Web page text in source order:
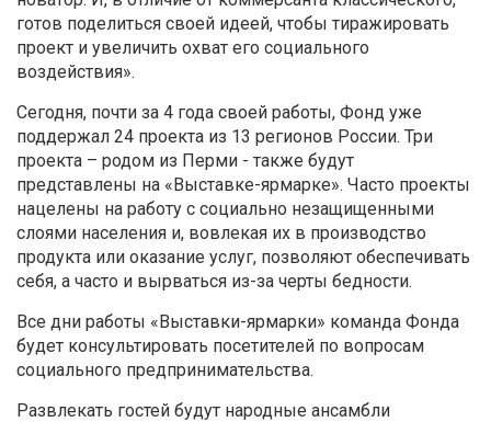
готов поделиться своей идеей, чтобы тиражировать
проект и увеличить охват его социального
воздействия».
Сегодня, почти за 4 года своей работы, Фонд уже
поддержал 24 проекта из 13 регионов России. Три
проекта – родом из Перми - также будут
представлены на «Выставке-ярмарке». Часто проекты
нацелены на работу с социально незащищенными
слоями населения и, вовлекая их в производство
продукта или оказание услуг, позволяют обеспечивать
себя, а часто и вырваться из-за черты бедности.
Все дни работы «Выставки-ярмарки» команда Фонда
будет консультировать посетителей по вопросам
социального предпринимательства.
Развлекать гостей будут народные ансамбли